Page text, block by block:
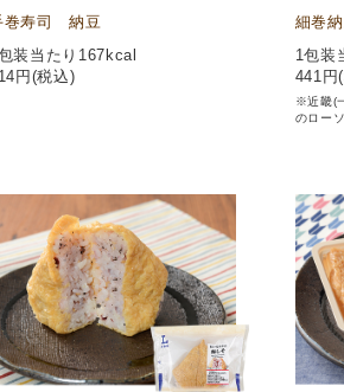
巻寿司 納豆
装当たり167kcal
円(税込)
細巻
1包装
441 円
※近畿(
のロー